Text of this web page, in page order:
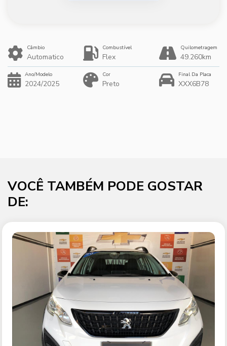
Câmbio
Automatico
Combustível
Flex
Quilometragem
49.260km
Ano/Modelo
2024/2025
Cor
Preto
Final Da Placa
XXX6B78
VOCÊ TAMBÉM PODE GOSTAR
DE: